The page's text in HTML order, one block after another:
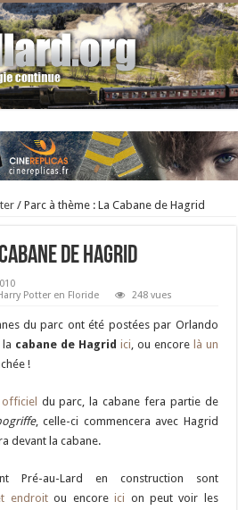
/ Parc à thème : La Cabane de Hagrid
de Hagrid
Potter en Floride 248 vues
du parc ont été postées par Orlando
cabane de Hagrid ici, ou encore là un
!
du parc, la cabane fera partie de
, celle-ci commencera avec Hagrid
devant la cabane.
Pré-au-Lard en construction sont
endroitou encoreici on peut voir les